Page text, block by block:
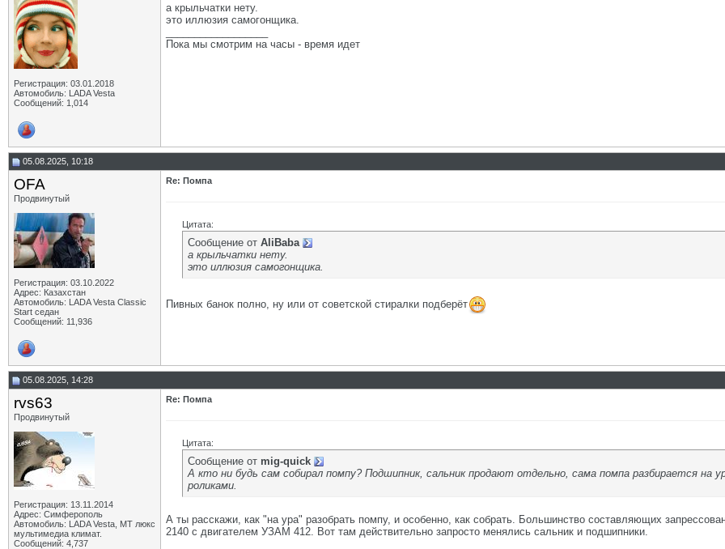
Регистрация: 03.01.2018
Автомобиль: LADA Vesta
Сообщений: 1,014
а крыльчатки нету.
это иллюзия самогонщика.
Пока мы смотрим на часы - время идет
05.08.2025, 10:18
OFA
Продвинутый
Регистрация: 03.10.2022
Адрес: Казахстан
Автомобиль: LADA Vesta Classic
Start седан
Сообщений: 11,936
Re: Помпа
Цитата:
Сообщение от AliBaba
а крыльчатки нету.
это иллюзия самогонщика.
Пивных банок полно, ну или от советской стиралки подберёт
05.08.2025, 14:28
rvs63
Продвинутый
Регистрация: 13.11.2014
Адрес: Симферополь
Автомобиль: LADA Vesta, МТ люкс
мультимедиа климат.
Сообщений: 4,737
Re: Помпа
Цитата:
Сообщение от mig-quick
А кто ни будь сам собирал помпу? Подшипник, сальник продают отдельно, сама помпа разбирается на
роликами.
А ты расскажи, как "на ура" разобрать помпу, и особенно, как собрать. Большинство составляющих
2140 с двигателем УЗАМ 412. Вот там действительно запросто менялись сальник и подшипники.